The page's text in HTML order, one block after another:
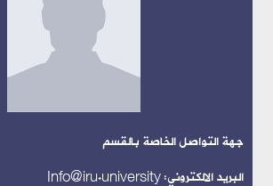
جهة التواصل الخاصة بالقسم
البريد الالكتروني: Info@iru.university